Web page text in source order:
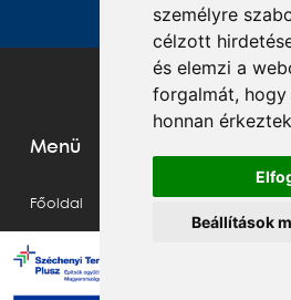
személyre
célzott
és elemzi a
forgalmát,
honnan
Beállítások
Menü
Főoldal
Pályázatok